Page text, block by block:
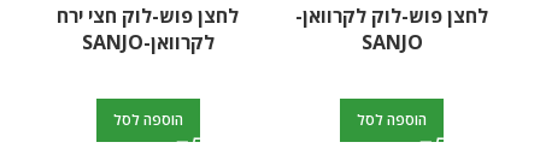
לחצן פוש-לוק לקרוואן-
SANJO
הוספה לסל
לחצן פוש-לוק חצי ירח
לקרוואן-SANJO
הוספה לסל